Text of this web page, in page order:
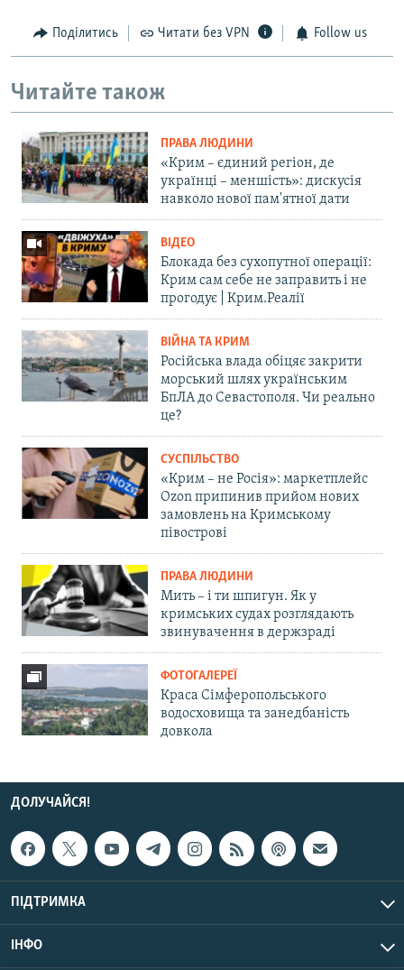
Поділитись Читати без VPN Follow us
Читайте також
ПРАВА ЛЮДИНИ
«Крим – єдиний регіон, де
українці – меншість»: дискусія
навколо нової пам'ятної дати
ВІДЕО
Блокада без сухопутної операції:
Крим сам себе не заправить і не
прогодує | Крим.Реалії
ВІЙНА ТА КРИМ
Російська влада обіцяє закрити
морський шлях українським
БпЛА до Севастополя. Чи реально
це?
СУСПІЛЬСТВО
«Крим – не Росія»: маркетплейс
Ozon припинив прийом нових
замовлень на Кримському
півострові
ПРАВА ЛЮДИНИ
Мить – і ти шпигун. Як у
кримських судах розглядають
звинувачення в держзраді
ФОТОГАЛЕРЕЇ
Краса Сімферопольського
водосховища та занедбаність
довкола
ДОЛУЧАЙСЯ!
ПІДТРИМКА
ІНФО